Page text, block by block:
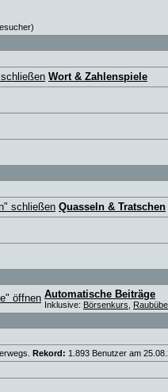
Wort & Zahlenspiele
Quasseln & Tratschen
Automatische Beiträge
Inklusive: Börsenkurs
Rekord: 1.893 Benutzer am